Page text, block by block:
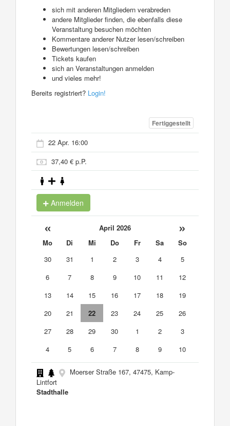
sich mit anderen Mitgliedern verabreden
andere Mitglieder finden, die ebenfalls diese
Veranstaltung besuchen möchten
Kommentare anderer Nutzer lesen/schreiben
Bewertungen lesen/schreiben
Tickets kaufen
sich an Veranstaltungen anmelden
und vieles mehr!
Bereits registriert? Login!
Fertiggestellt
22 Apr. 16:00
37,40 € p.P.
Anmelden
« April 2026 »
Mo Di Mi Do Fr Sa
So
30
31 1 2 3 4
5
6
7 8 9 10 11
12
13
14 15 16 17 18
19
20
21 22 23 24 25
26
27
28 29 30 1 2
3
4
5 6 7 8 9 10
Moerser Straße 167, 47475, Kamp-
Lintfort
Stadthalle